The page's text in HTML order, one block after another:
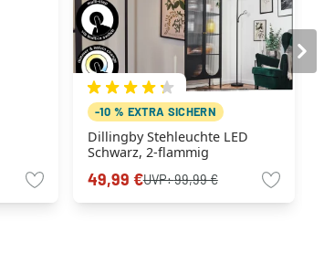
-10 % EXTRA SICHERN
Dillingby Stehleuchte LED
Schwarz, 2-flammig
49,99 €UVP:99,99 €